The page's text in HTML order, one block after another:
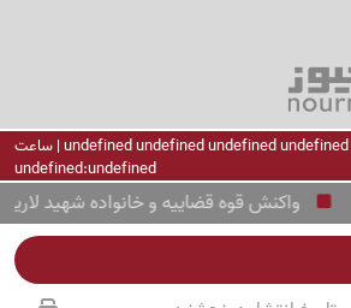
undefined undefined undefined undefined | ساعت
undefined:undefined
واکنش قوه قضاییه و خانواده شهید